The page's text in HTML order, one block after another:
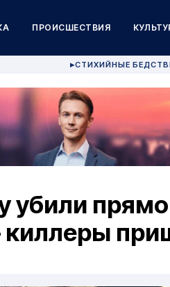
ПРОИСШЕСТВИЯ
▶СТИХИЙНЫЕ
убили